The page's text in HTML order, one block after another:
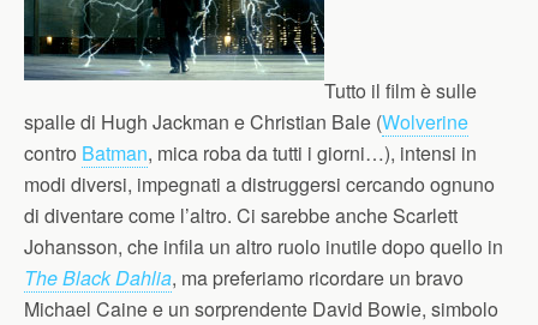
Tutto il film è sulle
spalle di Hugh Jackman e Christian Bale (Wolverine
contro Batman, mica roba da tutti i giorni…), intensi in
modi diversi, impegnati a distruggersi cercando ognuno
di diventare come l’altro. Ci sarebbe anche Scarlett
Johansson, che infila un altro ruolo inutile dopo quello in
The Black Dahlia, ma preferiamo ricordare un bravo
Michael Caine e un sorprendente David Bowie, simbolo